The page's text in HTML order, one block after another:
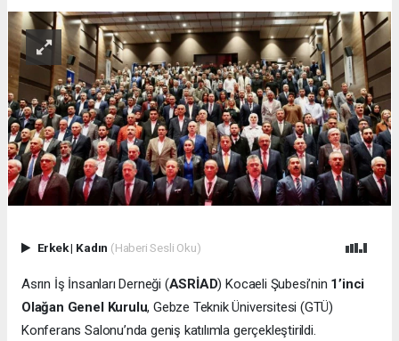
Erkek| Kadın (Haberi Sesli Oku)
Asrın İş İnsanları Derneği (ASRİAD) Kocaeli Şubesi’nin 1’inci
Olağan Genel Kurulu, Gebze Teknik Üniversitesi (GTÜ)
Konferans Salonu’nda geniş katılımla gerçekleştirildi.